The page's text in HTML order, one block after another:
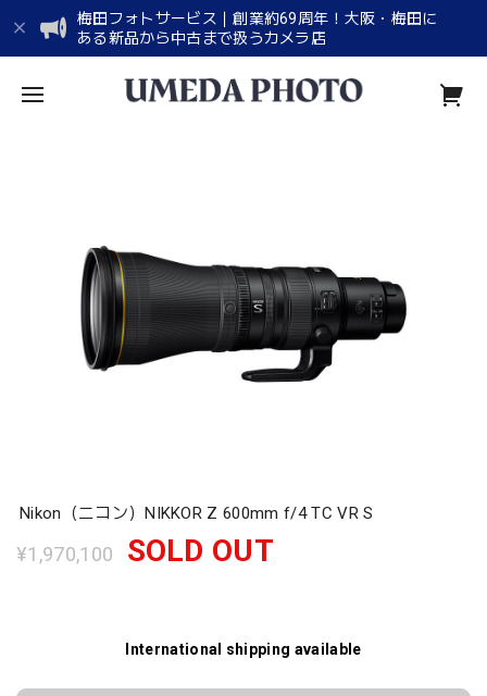
梅田フォトサービス｜創業約69周年！大阪・梅田に
ある新品から中古まで扱うカメラ店
Nikon（ニコン）NIKKOR Z 600mm f/4 TC VR S
¥1,970,100 SOLD OUT
International shipping available